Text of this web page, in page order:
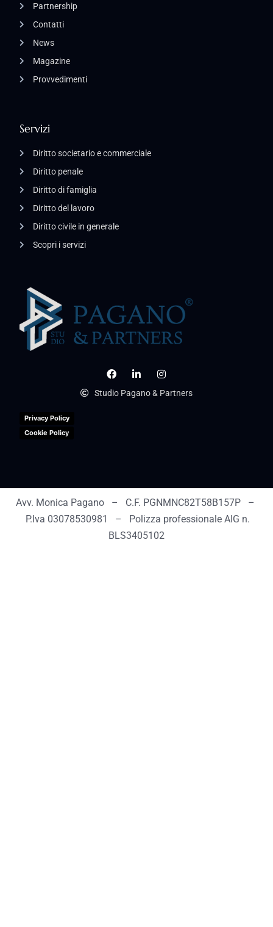
Studio Pagano & Partners
Privacy Policy
Cookie Policy
Servizi
Diritto societario e commerciale
Diritto penale
Diritto di famiglia
Diritto del lavoro
Diritto civile in generale
Scopri i servizi
Partnership
Contatti
News
Magazine
Provvedimenti
Avv. Monica Pagano – C.F. PGNMNC82T58B157P –
P.Iva 03078530981 – Polizza professionale AIG n.
BLS3405102